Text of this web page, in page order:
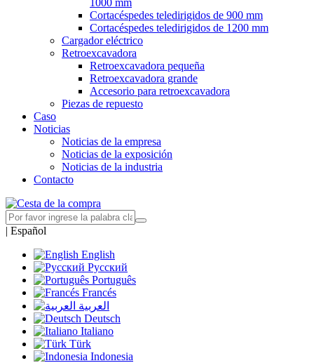
1000 mm
Cortacéspedes teledirigidos de 900 mm
Cortacéspedes teledirigidos de 1200 mm
Cargador eléctrico
Retroexcavadora
Retroexcavadora pequeña
Retroexcavadora grande
Accesorio para retroexcavadora
Piezas de repuesto
Caso
Noticias
Noticias de la empresa
Noticias de la exposición
Noticias de la industria
Contacto
| Español
English
Русский
Português
Francés
العربية
Deutsch
Italiano
Türk
Indonesia